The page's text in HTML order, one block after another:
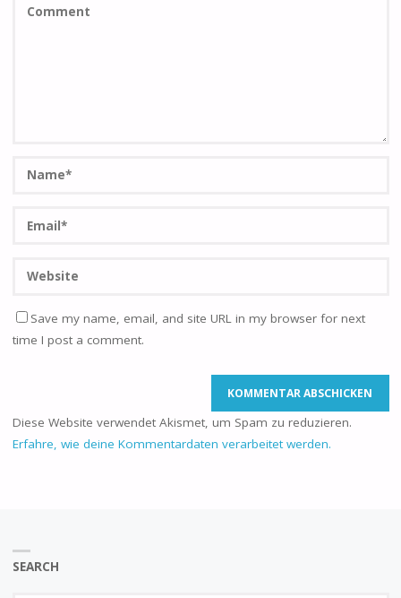
Save my name, email, and site URL in my browser for next
time I post a comment.
Diese Website verwendet Akismet, um Spam zu reduzieren.
Erfahre, wie deine Kommentardaten verarbeitet werden.
SEARCH